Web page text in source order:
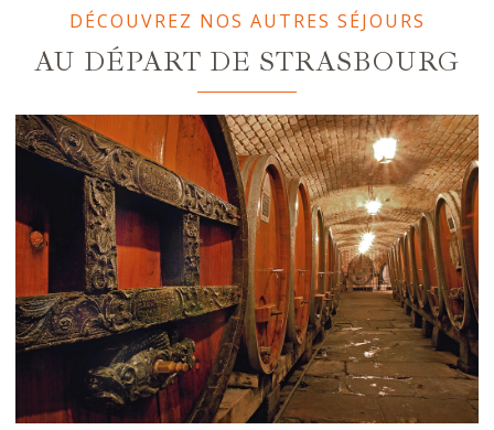
DÉCOUVREZ NOS AUTRES SÉJOURS
AU DÉPART DE STRASBOURG